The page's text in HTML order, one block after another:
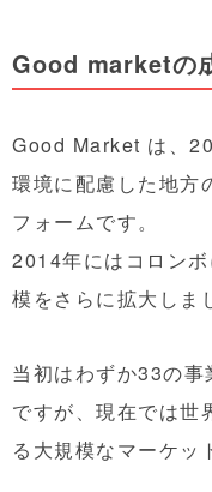
Good marketの
Good Market は、
環境に配慮した地方
フォームです。
2014年にはコロン
模をさらに拡大しま
当初はわずか33の
ですが、現在では世
る大規模なマーケッ